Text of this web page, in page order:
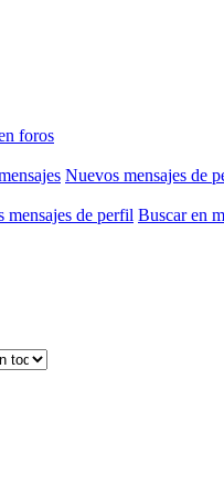
foros
Nuevos mensajes de
mensajes de perfil Buscar en